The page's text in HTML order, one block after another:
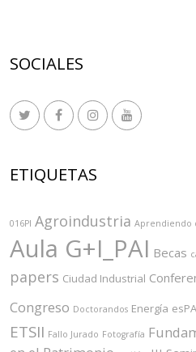
SOCIALES
ETIQUETAS
016PI Agroindustria Aprendiendo
Aula G+I_PAI Becas
papers Ciudad Industrial
Congreso Doctorandos Energía
ETSII Fallo Jurado Fotografía